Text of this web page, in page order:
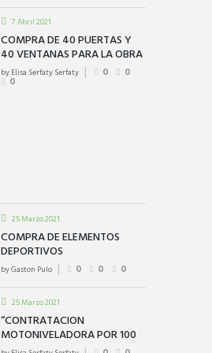
7 Abril 2021
COMPRA DE 40 PUERTAS Y
40 VENTANAS PARA LA OBRA
RECUPERACIÓN 2
DORMITORIOS EN ATOCHA.
byElisa Serfaty Serfaty 0
0
0
25 Marzo 2021
COMPRA DE ELEMENTOS
DEPORTIVOS
byGaston Pulo 0 0 0
25 Marzo 2021
“CONTRATACION
MOTONIVELADORA POR 100